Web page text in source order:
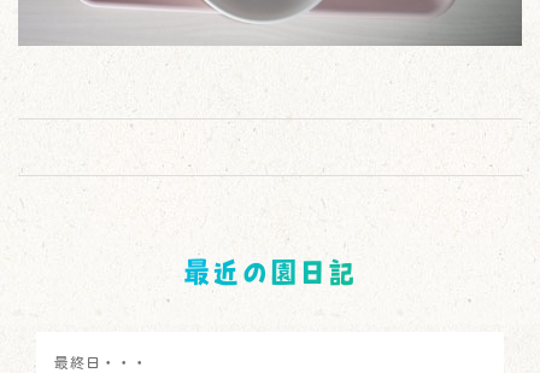
最近の園日記
最終日・・・